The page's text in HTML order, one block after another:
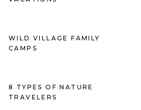
WILD VILLAGE FAMILY
CAMPS
8 TYPES OF NATURE
TRAVELERS